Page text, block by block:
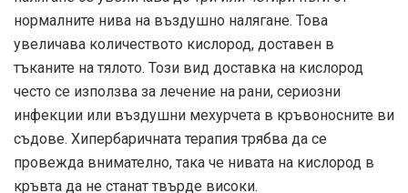
нормалните нива на въздушно налягане. Това
увеличава количеството кислород, доставен в
тъканите на тялото. Този вид доставка на кислород
често се използва за лечение на рани, сериозни
инфекции или въздушни мехурчета в кръвоносните ви
съдове. Хипербаричната терапия трябва да се
провежда внимателно, така че нивата на кислород в
кръвта да не станат твърде високи.